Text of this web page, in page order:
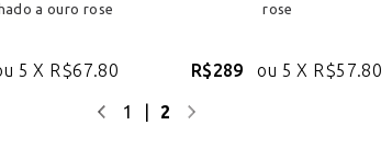
a ouro rose
5 X R$67.80
rose
R$289 ou 5 X R$57.80
1 2